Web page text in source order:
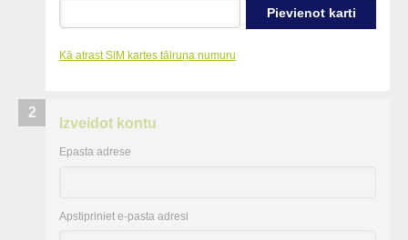
Pievienot karti
Kā atrast SIM kartes tālruņa numuru
2
Izveidot kontu
Epasta adrese
Apstipriniet e-pasta adresi